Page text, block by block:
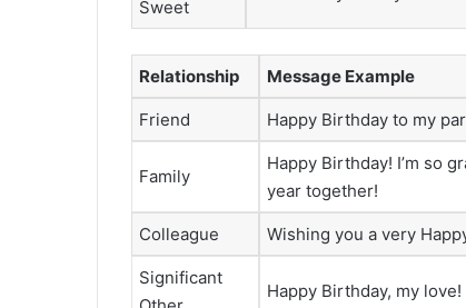
Sweet
Relationship Message Example
Friend Happy Birthday to my
Family
Happy Birthday! I’m so
year together!
Colleague Wishing you a very
Significant
Happy Birthday, my